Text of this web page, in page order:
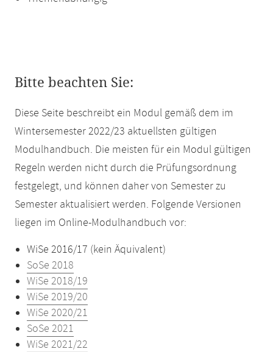
Bitte beachten Sie:
Diese Seite beschreibt ein Modul gemäß dem im
Wintersemester 2022/23 aktuellsten gültigen
Modulhandbuch. Die meisten für ein Modul gültigen
Regeln werden nicht durch die Prüfungsordnung
festgelegt, und können daher von Semester zu
Semester aktualisiert werden. Folgende Versionen
liegen im Online-Modulhandbuch vor:
WiSe 2016/17 (kein Äquivalent)
SoSe 2018
WiSe 2018/19
WiSe 2019/20
WiSe 2020/21
SoSe 2021
WiSe 2021/22